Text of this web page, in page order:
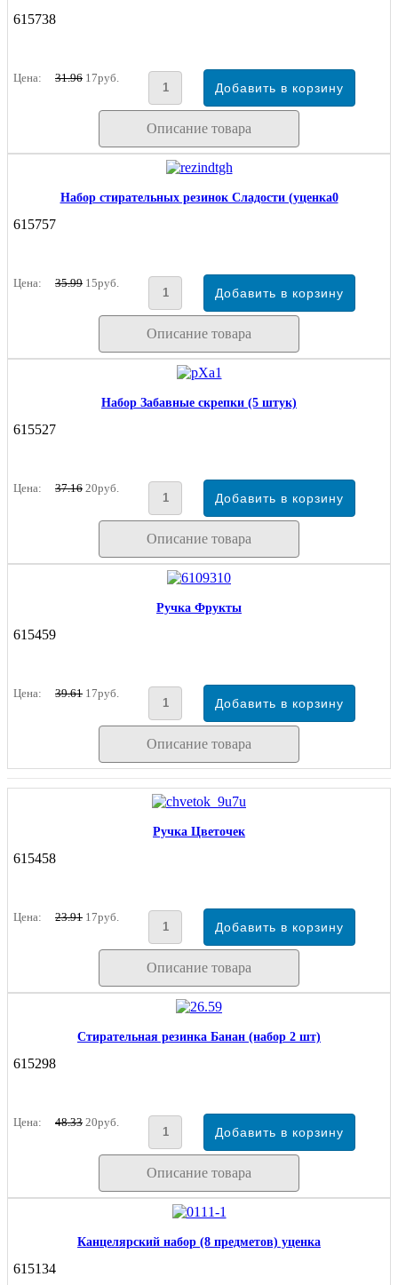
615738
Цена: 31.96 17руб.
Описание товара
Набор стирательных резинок Сладости (уценка0
615757
Цена: 35.99 15руб.
Описание товара
Набор Забавные скрепки (5 штук)
615527
Цена: 37.16 20руб.
Описание товара
Ручка Фрукты
615459
Цена: 39.61 17руб.
Описание товара
Ручка Цветочек
615458
Цена: 23.91 17руб.
Описание товара
Стирательная резинка Банан (набор 2 шт)
615298
Цена: 48.33 20руб.
Описание товара
Канцелярский набор (8 предметов) уценка
615134